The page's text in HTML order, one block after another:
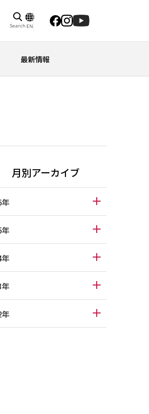
Search EN
最新情報
月別アーカイブ